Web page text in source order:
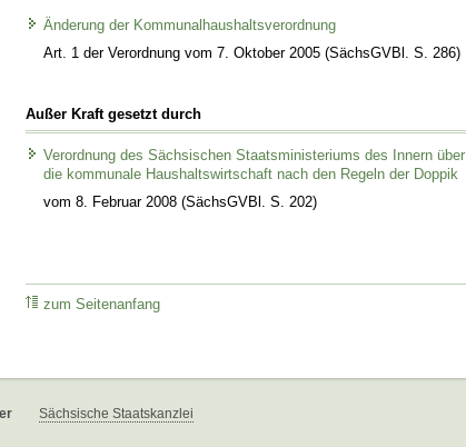
Änderung der Kommunalhaushaltsverordnung
Art. 1 der Verordnung vom 7. Oktober 2005 (SächsGVBl. S. 286)
Außer Kraft gesetzt durch
Verordnung des Sächsischen Staatsministeriums des Innern über
die kommunale Haushaltswirtschaft nach den Regeln der Doppik
vom 8. Februar 2008 (SächsGVBl. S. 202)
zum Seitenanfang
Sächsische Staatskanzlei